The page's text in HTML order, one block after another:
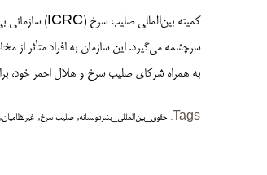
سرچشمه می‌گیرد. این سازمان به افراد متأثر
به همراه شرکای صلیب سرخ و هلال احمر خود،
Tags: حقوق_بین‌المللی_بشردوستانه,صلیب سرخ, غیرنظامیان,